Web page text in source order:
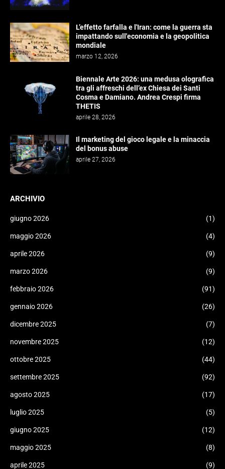
L’effetto farfalla e l'Iran: come la guerra sta
impattando sull'economia e la geopolitica
mondiale
marzo 12, 2026
Biennale Arte 2026: una medusa olografica
tra gli affreschi dell’ex Chiesa dei Santi
Cosma e Damiano. Andrea Crespi firma
THETIS
aprile 28, 2026
Il marketing del gioco legale e la minaccia
del bonus abuse
aprile 27, 2026
ARCHIVIO
giugno 2026 (1)
maggio 2026 (4)
aprile 2026 (9)
marzo 2026 (9)
febbraio 2026 (91)
gennaio 2026 (26)
dicembre 2025 (7)
novembre 2025 (12)
ottobre 2025 (44)
settembre 2025 (92)
agosto 2025 (17)
luglio 2025 (5)
giugno 2025 (12)
maggio 2025 (8)
aprile 2025 (9)